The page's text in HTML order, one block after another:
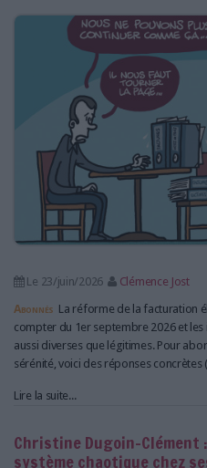
NOS OFFRES D'ABONNEMENTS
Le 23/juin/2026
Clémence Jost
Abonnés La réforme de la facturation
compter du 1er septembre 2026 et
aussi diverses que légitimes. Pour
sérénité, voici des réponses concrètes
Lire la suite...
Christine Dugoin-Clément
système chaotique chez